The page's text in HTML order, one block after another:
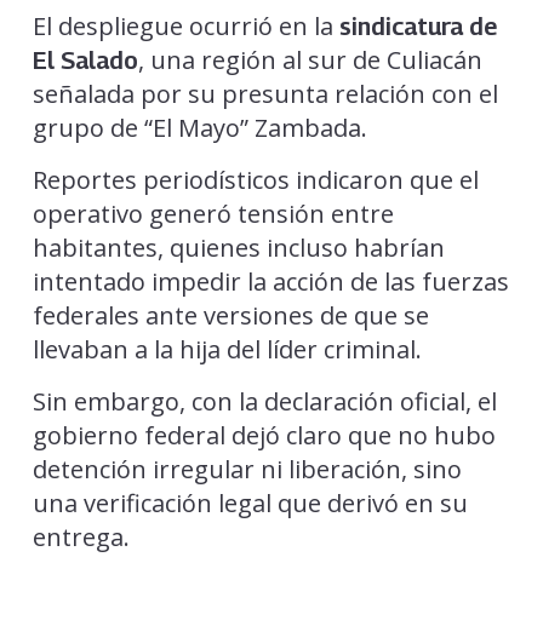
El despliegue ocurrió en la sindicatura de
El Salado, una región al sur de Culiacán
señalada por su presunta relación con el
grupo de “El Mayo” Zambada.
Reportes periodísticos indicaron que el
operativo generó tensión entre
habitantes, quienes incluso habrían
intentado impedir la acción de las fuerzas
federales ante versiones de que se
llevaban a la hija del líder criminal.
Sin embargo, con la declaración oficial, el
gobierno federal dejó claro que no hubo
detención irregular ni liberación, sino
una verificación legal que derivó en su
entrega.